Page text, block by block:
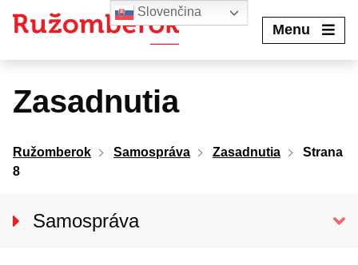
Menu
Zasadnutia
Ružomberok Samospráva Zasadnutia
Strana
8
Samospráva
Slovenčina